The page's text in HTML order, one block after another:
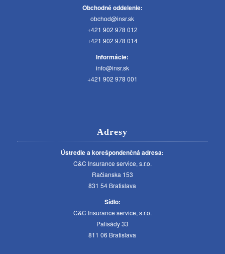
Obchodné oddelenie:
obchod@insr.sk
+421 902 978 012
+421 902 978 014
Informácie:
info@insr.sk
+421 902 978 001
Adresy
Ústredie a korešpondenčná adresa:
C&C Insurance service, s.r.o.
Račianska 153
831 54 Bratislava
Sídlo:
C&C Insurance service, s.r.o.
Palisády 33
811 06 Bratislava